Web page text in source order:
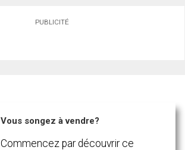
PUBLICITÉ
Vous songez à vendre?
Commencez par découvrir ce